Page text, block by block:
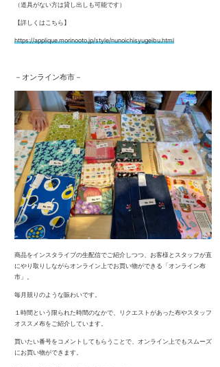
（道具がない方は貸し出しも可能です）
【詳しくはこちら】
https://applique.morinooto.jp/style/nunoichisyugeibu.html
－ オンライン布市 －
商品をインスタライブの生配信でご紹介しつつ、お客様とスタッフが直
にやり取りしながらオンライン上でお買い物ができる「オンライン布
市」。
毎月競りのような賑わいです。
１時間という限られた時間のなかで、リクエストがあった布やスタッフ
オススメ布をご紹介しています。
買いたい番号をコメントしてもらうことで、オンライン上でもスムーズ
にお買い物ができます。